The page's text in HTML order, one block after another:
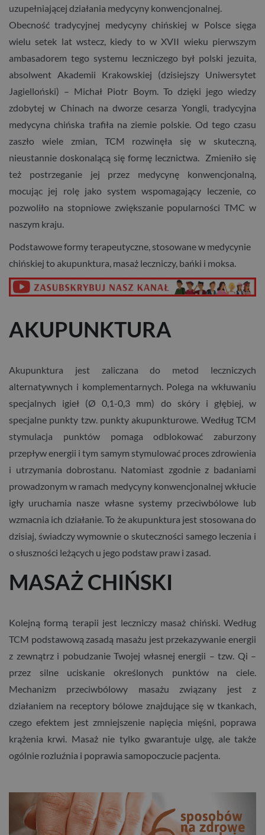
uzupełniającej działania medycyny konwencjonalnej.
Obecność tradycyjnej medycyny chińskiej w Polsce sięga
wielu setek lat wstecz, kiedy to w XVII wieku pierwszym
ambasadorem tego systemu leczniczego był polski jezuita,
absolwent Akademii Krakowskiej (dzisiejszy Uniwersytet
Jagielloński) – Michał Piotr Boym. To dzięki jego wiedzy
zdobytej w Chinach na dworze cesarza Yongli, tradycyjna
medycyna chińska trafiła na ziemie polskie. Od tego czasu
zaszło wiele zmian, TCM rozwinęła się w skuteczną,
nieustannie doskonalącą się formę lecznictwa. Zmieniło się
też postrzeganie jej przez medycynę konwencjonalną,
mocując jej rolę jako system wspomagający leczenie, co
pozwoliło na stopniowe zwiększanie popularności TMC w
naszym kraju.
Podstawowe formy terapeutyczne, stosowane w medycynie
chińskiej to akupunktura, masaż leczniczy, bańki i moksa.
AKUPUNKTURA
Akupunktura jest zaliczana do metod leczniczych
alternatywnych i komplementarnych. Polega na wkłuwaniu
specjalnych igieł (Ø 0,1-0,3 mm) do skóry i głębiej, w
specjalne punkty tzw. punkty akupunkturowe. Według TCM
stymulacja punktów pomaga odblokować zaburzony
przepływ energii i tym samym stymulować proces zdrowienia
i utrzymania dobrostanu. Natomiast zgodnie z badaniami
prowadzonym w ramach medycyny konwencjonalnej wkłucie
igły uruchamia nasze własne systemy przeciwbólowe lub
wzmacnia ich działanie. To że akupunktura jest stosowana do
dzisiaj, świadczy wymownie o skuteczności samego leczenia i
o słuszności leżących u jego podstaw praw i zasad.
MASAŻ CHIŃSKI
Kolejną formą terapii jest leczniczy masaż chiński. Według
TCM podstawową zasadą masażu jest przekazywanie energii
z zewnątrz i pobudzanie Twojej własnej energii – tzw. Qi –
przez silne uciskanie określonych punktów na ciele.
Mechanizm przeciwbólowy masażu związany jest z
działaniem na receptory bólowe znajdujące się w tkankach,
czego efektem jest zmniejszenie napięcia mięśni, poprawa
krążenia krwi. Masaż nie tylko gwarantuje ulgę, ale także
ogólnie rozluźnia i poprawia samopoczucie pacjenta.